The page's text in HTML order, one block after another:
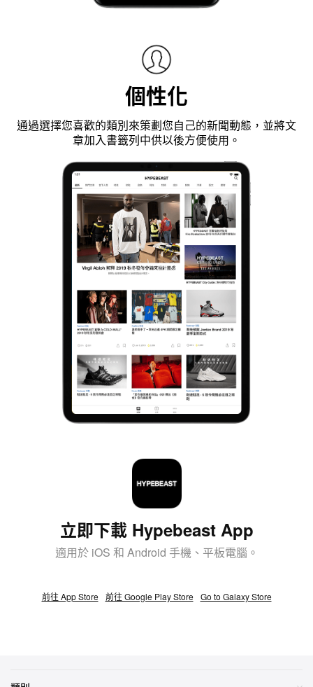
個性化
通過選擇您喜歡的類別來策劃您自己的新聞動態，並將文
章加入書籤列中供以後方便使用。
立即下載 Hypebeast App
適用於 iOS 和 Android 手機、平板電腦。
前往 App Store 前往 Google Play Store Go to Galaxy Store